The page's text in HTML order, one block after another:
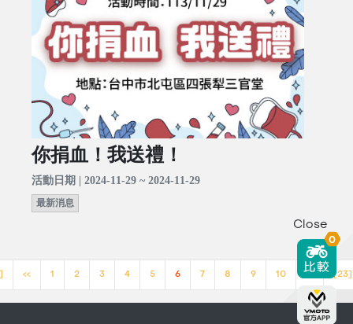
你捐血！我送禮！
活動日期 | 2024-11-29 ~ 2024-11-29
最新消息
<< 1 2 3 4 5 6 7 8 9 10 >> [23]
Close
0